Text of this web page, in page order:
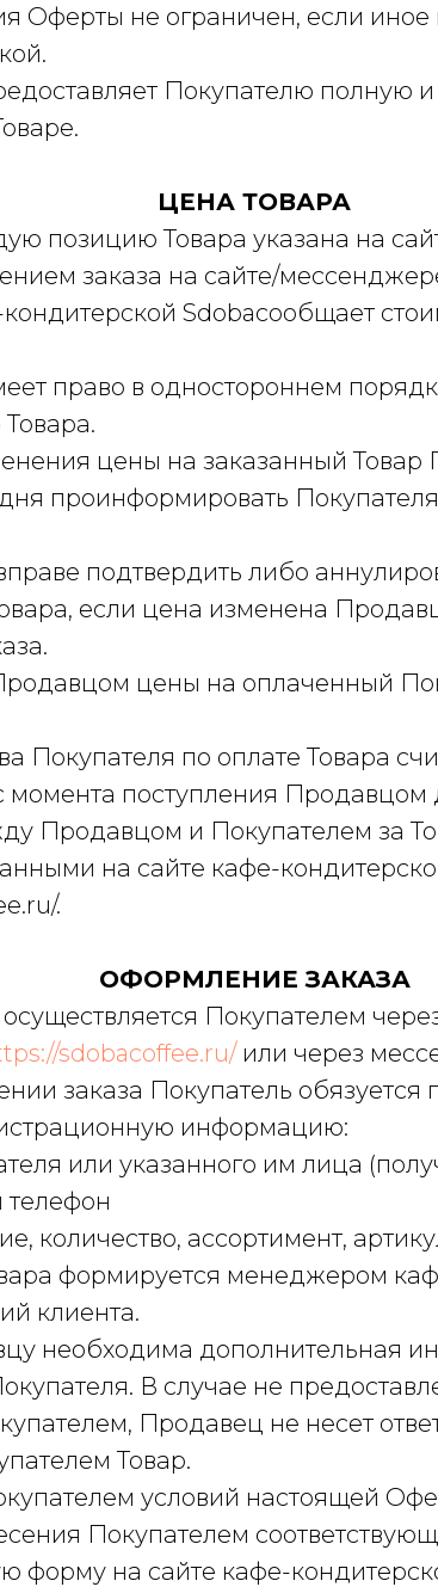
Оферты не ограничен, если иное
Покупателю полную
ЦЕНА ТОВАРА
позицию Товара указана на
заказа на сайте/
Sdobaсообщает
право в одностороннем
цены на заказанный Товар
проинформировать
подтвердить либо
если цена изменена
цены на оплаченный
Покупателя по оплате Товара
поступления Продавцом
Продавцом и Покупателем за
на сайте кафе-
.
ОФОРМЛЕНИЕ ЗАКАЗА
осуществляется Покупателем
sdobacoffee.ru/или через
заказа Покупатель обязуется
информацию:
или указанного им лица
телефон
количество, ассортимент,
формируется менеджером
клиента.
необходима дополнительная
В случае не
Продавец не несет
Товар.
условий настоящей
Покупателем
форму на сайте кафе-